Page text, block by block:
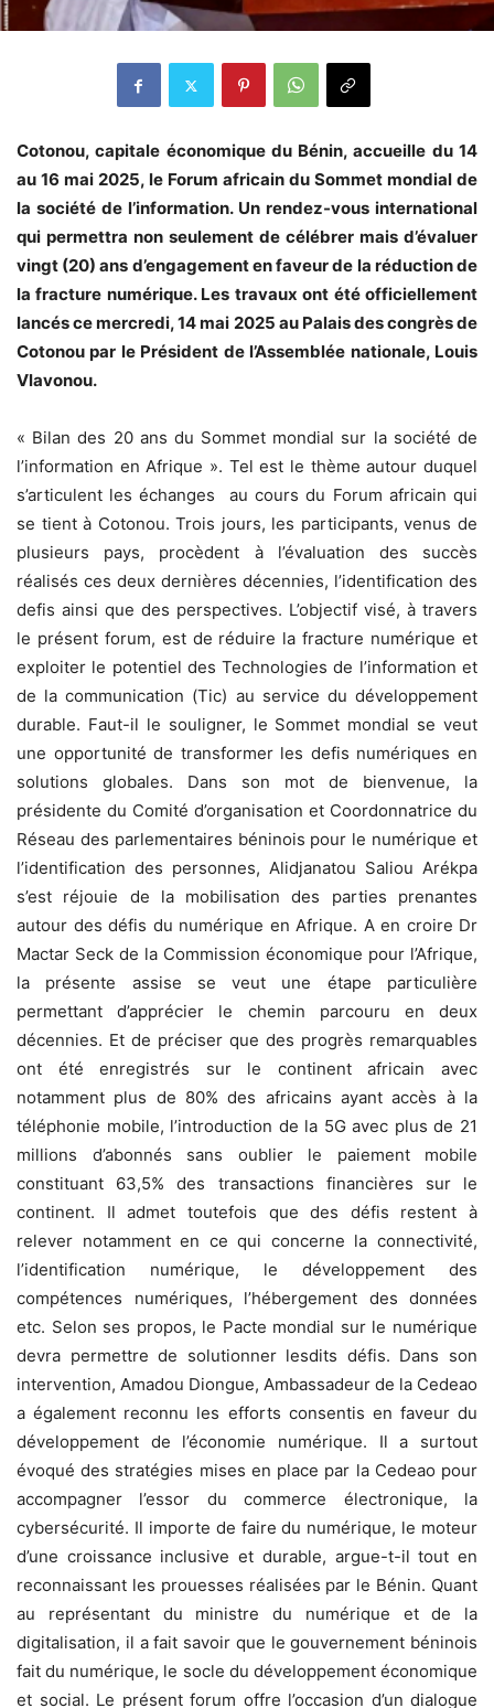
Cotonou, capitale économique du Bénin, accueille du 14
au 16 mai 2025, le Forum africain du Sommet mondial de
la société de l’information. Un rendez-vous international
qui permettra non seulement de célébrer mais d’évaluer
vingt (20) ans d’engagement en faveur de la réduction de
la fracture numérique. Les travaux ont été officiellement
lancés ce mercredi, 14 mai 2025 au Palais des congrès de
Cotonou par le Président de l’Assemblée nationale, Louis
Vlavonou.
« Bilan des 20 ans du Sommet mondial sur la société de
l’information en Afrique ». Tel est le thème autour duquel
s’articulent les échanges au cours du Forum africain qui
se tient à Cotonou. Trois jours, les participants, venus de
plusieurs pays, procèdent à l’évaluation des succès
réalisés ces deux dernières décennies, l’identification des
defis ainsi que des perspectives. L’objectif visé, à travers
le présent forum, est de réduire la fracture numérique et
exploiter le potentiel des Technologies de l’information et
de la communication (Tic) au service du développement
durable. Faut-il le souligner, le Sommet mondial se veut
une opportunité de transformer les defis numériques en
solutions globales. Dans son mot de bienvenue, la
présidente du Comité d’organisation et Coordonnatrice du
Réseau des parlementaires béninois pour le numérique et
l’identification des personnes, Alidjanatou Saliou Arékpa
s’est réjouie de la mobilisation des parties prenantes
autour des défis du numérique en Afrique. A en croire Dr
Mactar Seck de la Commission économique pour l’Afrique,
la présente assise se veut une étape particulière
permettant d’apprécier le chemin parcouru en deux
décennies. Et de préciser que des progrès remarquables
ont été enregistrés sur le continent africain avec
notamment plus de 80% des africains ayant accès à la
téléphonie mobile, l’introduction de la 5G avec plus de 21
millions d’abonnés sans oublier le paiement mobile
constituant 63,5% des transactions financières sur le
continent. Il admet toutefois que des défis restent à
relever notamment en ce qui concerne la connectivité,
l’identification numérique, le développement des
compétences numériques, l’hébergement des données
etc. Selon ses propos, le Pacte mondial sur le numérique
devra permettre de solutionner lesdits défis. Dans son
intervention, Amadou Diongue, Ambassadeur de la Cedeao
a également reconnu les efforts consentis en faveur du
développement de l’économie numérique. Il a surtout
évoqué des stratégies mises en place par la Cedeao pour
accompagner l’essor du commerce électronique, la
cybersécurité. Il importe de faire du numérique, le moteur
d’une croissance inclusive et durable, argue-t-il tout en
reconnaissant les prouesses réalisées par le Bénin. Quant
au représentant du ministre du numérique et de la
digitalisation, il a fait savoir que le gouvernement béninois
fait du numérique, le socle du développement économique
et social. Le présent forum offre l’occasion d’un dialogue